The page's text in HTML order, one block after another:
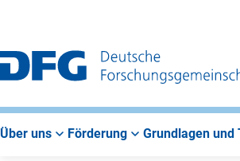
Über uns Förderung Grundlagen und